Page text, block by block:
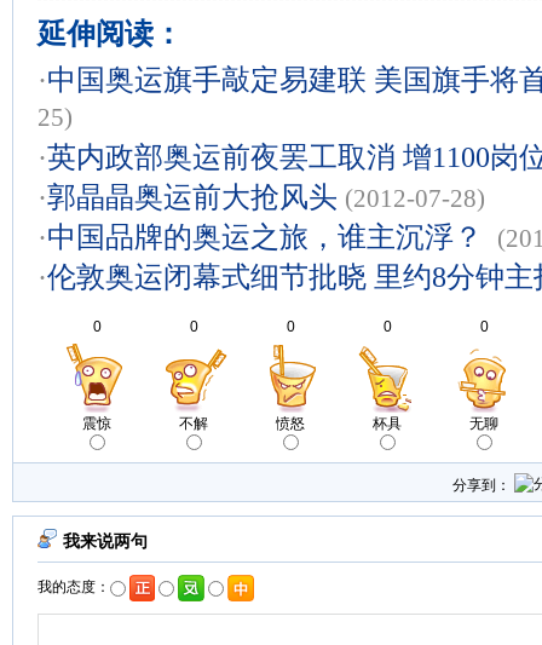
延伸阅读：
·中国奥运旗手敲定易建联 美国旗手将
25)
·英内政部奥运前夜罢工取消 增1100岗
·郭晶晶奥运前大抢风头 (2012-07-28)
·中国品牌的奥运之旅，谁主沉浮？
·伦敦奥运闭幕式细节批晓 里约8分钟主
0
震惊
0
不解
0
愤怒
0
杯具
0
无聊
分享到：